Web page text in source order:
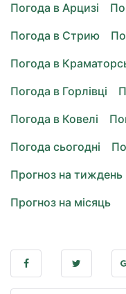
Погода в Арцизі
Погода в Стрию
Погода в
Погода в Горлівці
Погода в Ковелі
Погода сьогодні
Прогноз на тиждень
Прогноз на місяць